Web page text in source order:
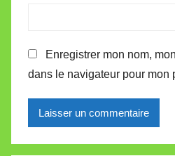
Enregistrer mon nom,
dans le navigateur pour mon